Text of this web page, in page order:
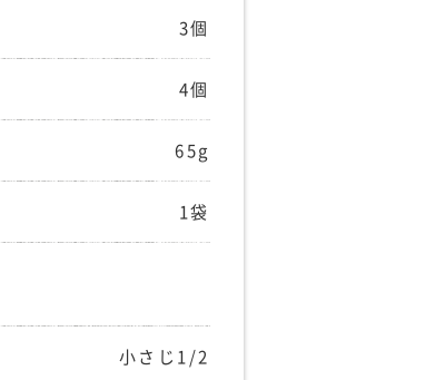
3個
4個
65g
1袋
小さじ1/2